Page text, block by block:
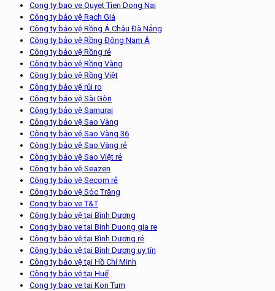
Cong ty bao ve Quyet Tien Dong Nai
Công ty bảo vệ Rạch Giá
Công ty bảo vệ Rồng Á Châu Đà Nẵng
Công ty bảo vệ Rồng Đông Nam Á
Công ty bảo vệ Rồng rẻ
Công ty bảo vệ Rồng Vàng
Công ty bảo vệ Rồng Việt
Công ty bảo vệ rủi ro
Công ty bảo vệ Sài Gòn
Công ty bảo vệ Samurai
Công ty bảo vệ Sao Vàng
Công ty bảo vệ Sao Vàng 36
Công ty bảo vệ Sao Vàng rẻ
Công ty bảo vệ Sao Việt rẻ
Công ty bảo vệ Seazen
Công ty bảo vệ Secom rẻ
Công ty bảo vệ Sóc Trăng
Cong ty bao ve T&T
Công ty bảo vệ tại Bình Dương
Cong ty bao ve tai Binh Duong gia re
Công ty bảo vệ tại Bình Dương rẻ
Công ty bảo vệ tại Bình Dương uy tín
Công ty bảo vệ tại Hồ Chí Minh
Công ty bảo vệ tại Huế
Cong ty bao ve tai Kon Tum